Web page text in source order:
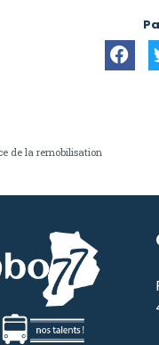
de la remobilisation